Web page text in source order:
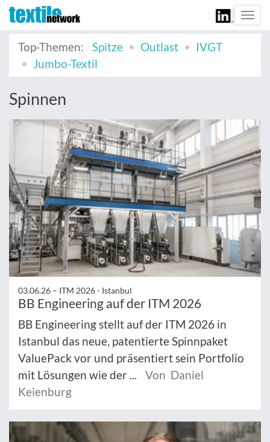
Top-Themen:
Spitze Outlast
IVGT
Jumbo-Textil
Spinnen
03.06.26 – ITM 2026 - Istanbul
BB Engineering auf der ITM 2026
BB Engineering stellt auf der ITM 2026 in
Istanbul das neue, patentierte Spinnpaket
ValuePack vor und präsentiert sein Portfolio
mit Lösungen wie der ...
Von Daniel
Keienburg